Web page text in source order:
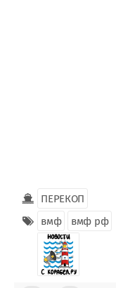
ПЕРЕКОП
вмф
вмф рф